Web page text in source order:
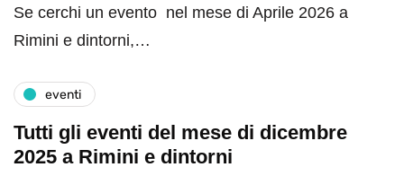
Se cerchi un evento nel mese di Aprile 2026 a
Rimini e dintorni,…
eventi
Tutti gli eventi del mese di dicembre
2025 a Rimini e dintorni